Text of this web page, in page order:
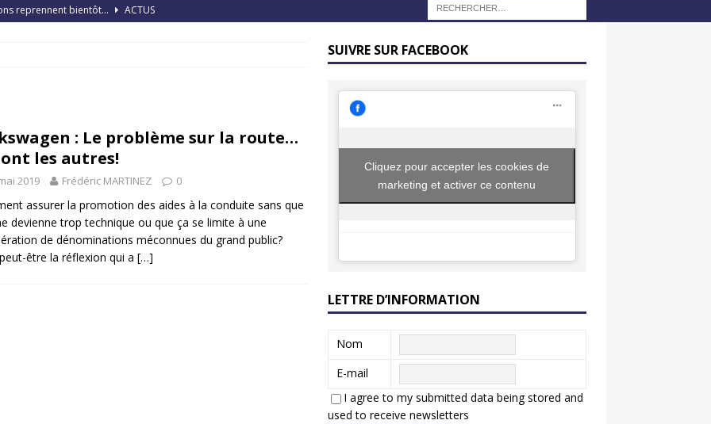
reprennent bientôt…
ACTUS
: voyage, voyage…
: Honda dévoile un spot publicitaire… confiné! ACTUS
: Le problème sur la route…
les autres!
2019 Frédéric MARTINEZ 0
assurer la promotion des aides à la conduite sans que
devienne trop technique ou que ça se limite à une
de dénominations méconnues du grand public?
peut-être la réflexion qui a […]
SUIVRE SUR FACEBOOK
Cliquez pour accepter les cookies de
marketing et activer ce contenu
LETTRE D’INFORMATION
Nom
E-mail
I agree to my submitted data being stored and
used to receive newsletters